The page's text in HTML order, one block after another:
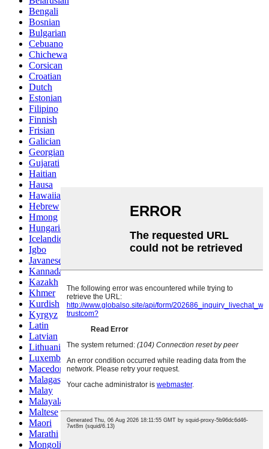
Bengali
Bosnian
Bulgarian
Cebuano
Chichewa
Corsican
Croatian
Dutch
Estonian
Filipino
Finnish
Frisian
Galician
Georgian
Gujarati
Haitian
Hausa
Hawaiian
Hebrew
Hmong
Hungarian
Icelandic
Igbo
Javanese
Kannada
Kazakh
Khmer
Kurdish
Kyrgyz
Latin
Latvian
Lithuanian
Luxembou..
Macedonian
Malagasy
Malay
Malayalam
Maltese
Maori
Marathi
Mongolian